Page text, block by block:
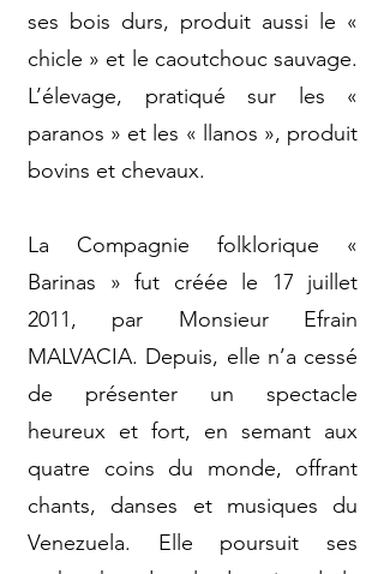
ses bois durs, produit aussi le «
chicle » et le caoutchouc sauvage.
L’élevage, pratiqué sur les «
paranos » et les « llanos », produit
bovins et chevaux.
La Compagnie folklorique «
Barinas » fut créée le 17 juillet
2011, par Monsieur Efrain
MALVACIA. Depuis, elle n’a cessé
de présenter un spectacle
heureux et fort, en semant aux
quatre coins du monde, offrant
chants, danses et musiques du
Venezuela. Elle poursuit ses